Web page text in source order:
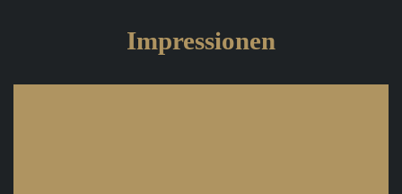
Impressionen